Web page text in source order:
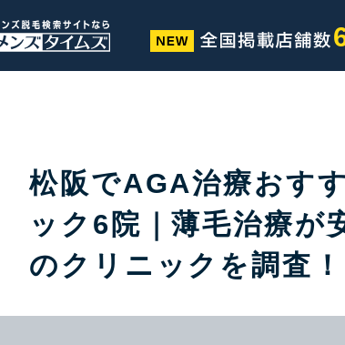
松阪でAGA治療おす
ック6院｜薄毛治療が
のクリニックを調査！